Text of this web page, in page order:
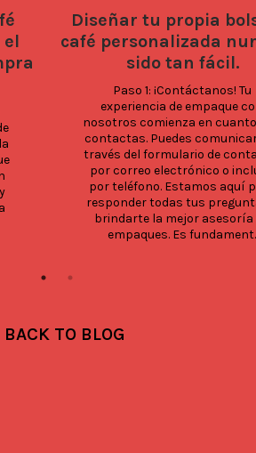
el
Diseñar tu propia
café personalizada
sido tan fácil.
Paso 1: ¡Contáctanos! Tu
experiencia de empaque
nosotros comienza en
contactas. Puedes
través del formulario de
por correo electrónico o
por teléfono. Estamos aquí
responder todas tus
brindarte la mejor asesoría
empaques. Es
BACK TO BLOG